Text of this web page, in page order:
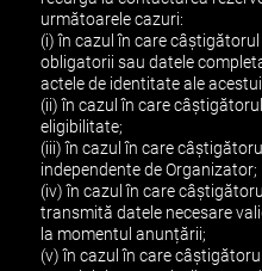
următoarele cazuri:
(i) în cazul în care
obligatorii sau datele
actele de identitate ale
(ii) în cazul în care
eligibilitate;
(iii) în cazul în care
independente de Organizator;
(iv) în cazul în care
transmită datele necesare
la momentul anunțării;
(v) în cazul în care